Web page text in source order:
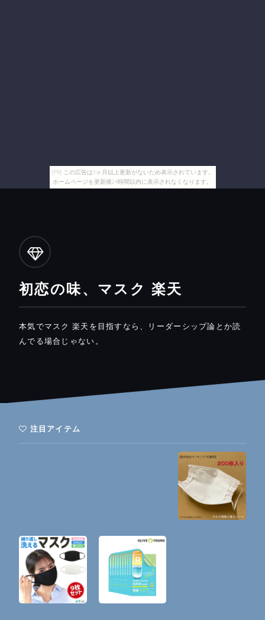
[PR] この広告は3ヶ月以上更新がないため表示されています。
ホームページを更新後24時間以内に表示されなくなります。
初恋の味、マスク 楽天
本気でマスク 楽天を目指すなら、リーダーシップ論とか読
んでる場合じゃない。
注目アイテム